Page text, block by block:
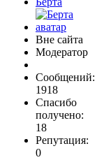
Вне сайта
Модератор
Сообщений:
1918
Спасибо
получено:
18
Репутация:
0